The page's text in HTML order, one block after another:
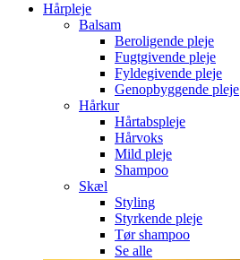
Hårpleje
Balsam
Beroligende pleje
Fugtgivende pleje
Fyldegivende pleje
Genopbyggende pleje
Hårkur
Hårtabspleje
Hårvoks
Mild pleje
Shampoo
Skæl
Styling
Styrkende pleje
Tør shampoo
Se alle